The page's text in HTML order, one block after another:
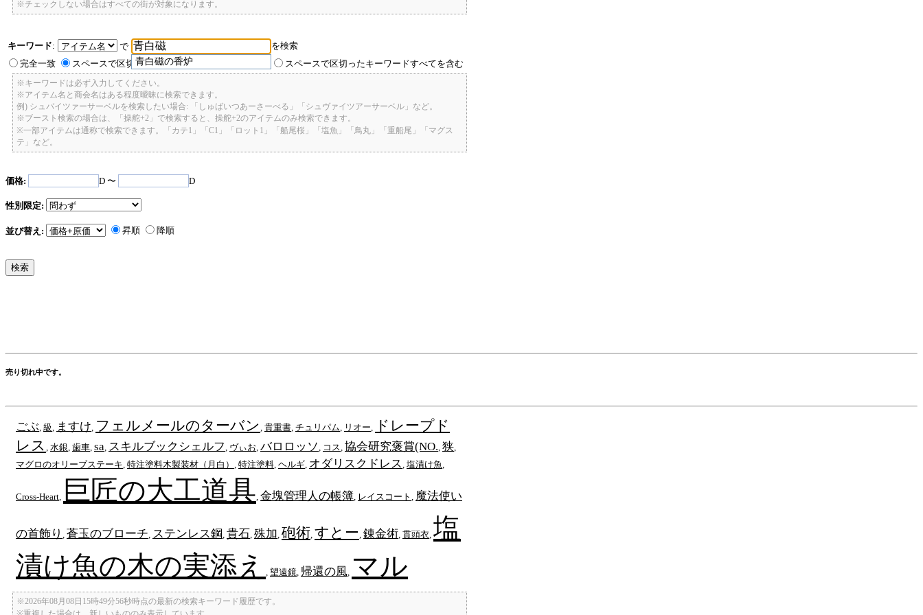
※チェックしない場合はすべての街が対象になります。
キーワード:
で
青白磁の香炉
を検索
完全一致
スペースで区切ったキーワードのいずれかを含む スペースで区切ったキーワードすべてを含む
※キーワードは必ず入力してください。
※アイテム名と商会名はある程度曖昧に検索できます。
例) シュバイツァーサーベルを検索したい場合: 「しゅばいつあーさーべる」「シュヴァイツアーサーベル」など。
※ブースト検索の場合は、「操舵+2」で検索すると、操舵+2のアイテムのみ検索できます。
※一部アイテムは通称で検索できます。「カテ1」「C1」「ロット1」「船尾桜」「塩魚」「鳥丸」「重船尾」「マグス
テ」など。
価格: D 〜 D
性別限定:
並び替え: 昇順 降順
売り切れ中です。
ごぶ 級 ますけ フェルメールのターバン 貴重書 チュリパム リオー
ドレープド
レス
水銀 歯車 sa スキルブックシェルフ ヴぃお バロロッソ コス 協会研究褒賞(NO. 狭
マグロのオリーブステーキ 特注塗料木製装材（月白） 特注塗料 ヘルギ オダリスクドレス 塩漬け魚
Cross-Heart 巨匠の大工道具 金塊管理人の帳簿 レイスコート 魔法使い
の首飾り 蒼玉のブローチ ステンレス鋼 貴石 殊加 砲術 すとー 錬金術 貫頭衣 塩
漬け魚の木の実添え
望遠鏡 帰還の風 マル
※2026年08月08日15時49分56秒時点の最新の検索キーワード履歴です。